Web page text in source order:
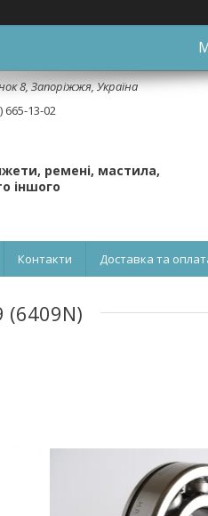
8, Запоріжжя, Україна
665-13-02
ремені, мастила,
іншого
Контакти Доставка та